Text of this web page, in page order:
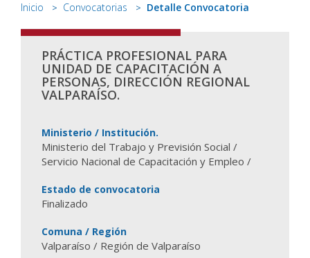
Inicio Convocatorias Detalle Convocatoria
PRÁCTICA PROFESIONAL PARA
UNIDAD DE CAPACITACIÓN A
PERSONAS, DIRECCIÓN REGIONAL
VALPARAÍSO.
Ministerio / Institución.
Ministerio del Trabajo y Previsión Social /
Servicio Nacional de Capacitación y Empleo /
Estado de convocatoria
Finalizado
Comuna / Región
Valparaíso / Región de Valparaíso